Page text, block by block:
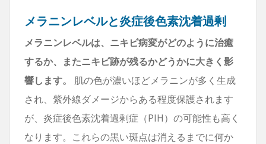
メラニンレベルと炎症後色素沈着過剰
メラニンレベルは、ニキビ病変がどのように治癒
するか、またニキビ跡が残るかどうかに大きく影
響します。
肌の色が濃いほどメラニンが多く生成
され、紫外線ダメージからある程度保護されます
が、炎症後色素沈着過剰症（PIH）の可能性も高く
なります。これらの黒い斑点は消えるまでに何か